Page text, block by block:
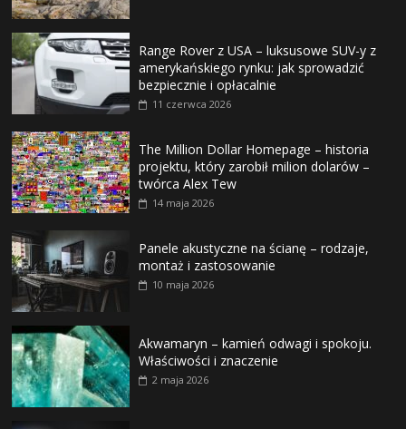
Range Rover z USA – luksusowe SUV-y z
amerykańskiego rynku: jak sprowadzić
bezpiecznie i opłacalnie
11 czerwca 2026
The Million Dollar Homepage – historia
projektu, który zarobił milion dolarów –
twórca Alex Tew
14 maja 2026
Panele akustyczne na ścianę – rodzaje,
montaż i zastosowanie
10 maja 2026
Akwamaryn – kamień odwagi i spokoju.
Właściwości i znaczenie
2 maja 2026